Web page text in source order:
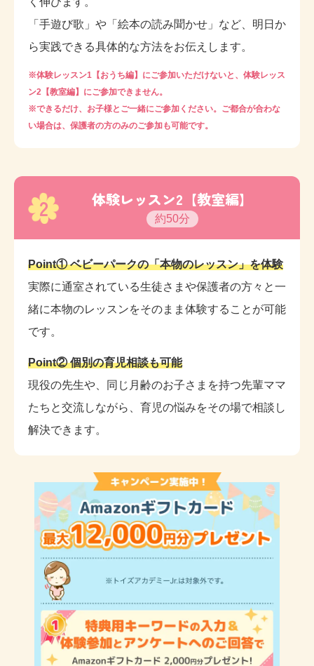
「手遊び歌」や「絵本の読み聞かせ」など、明日か
ら実践できる具体的な方法をお伝えします。
※体験レッスン1【おうち編】にご参加いただけないと、体験レッス
ン2【教室編】にご参加できません。
※できるだけ、お子様とご一緒にご参加ください。ご都合が合わな
い場合は、保護者の方のみのご参加も可能です。
2 体験レッスン2【教室編】
約50分
Point① ベビーパークの「本物のレッスン」を体験
実際に通室されている生徒さまや保護者の方々と一
緒に本物のレッスンをそのまま体験することが可能
です。
Point② 個別の育児相談も可能
現役の先生や、同じ月齢のお子さまを持つ先輩ママ
たちと交流しながら、育児の悩みをその場で相談し
解決できます。